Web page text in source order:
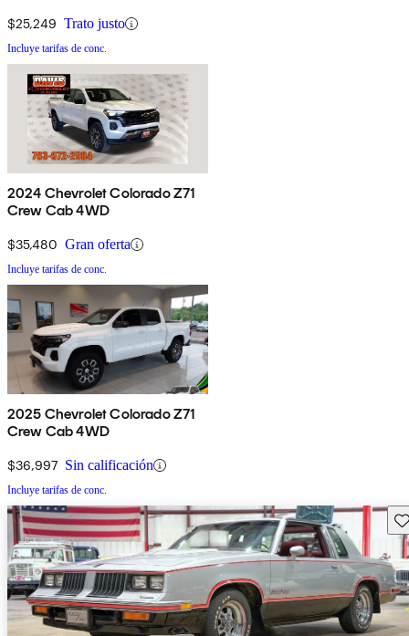
$25,249 Trato justo
Incluye tarifas de conc.
2024 Chevrolet Colorado Z71
Crew Cab 4WD
$35,480 Gran oferta
Incluye tarifas de conc.
2025 Chevrolet Colorado Z71
Crew Cab 4WD
$36,997 Sin calificación
Incluye tarifas de conc.